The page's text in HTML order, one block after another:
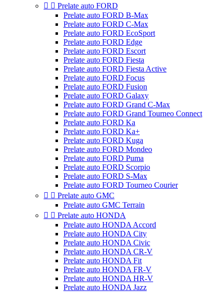
  Prelate auto FORD
Prelate auto FORD B-Max
Prelate auto FORD C-Max
Prelate auto FORD EcoSport
Prelate auto FORD Edge
Prelate auto FORD Escort
Prelate auto FORD Fiesta
Prelate auto FORD Fiesta Active
Prelate auto FORD Focus
Prelate auto FORD Fusion
Prelate auto FORD Galaxy
Prelate auto FORD Grand C-Max
Prelate auto FORD Grand Tourneo Connect
Prelate auto FORD Ka
Prelate auto FORD Ka+
Prelate auto FORD Kuga
Prelate auto FORD Mondeo
Prelate auto FORD Puma
Prelate auto FORD Scorpio
Prelate auto FORD S-Max
Prelate auto FORD Tourneo Courier
  Prelate auto GMC
Prelate auto GMC Terrain
  Prelate auto HONDA
Prelate auto HONDA Accord
Prelate auto HONDA City
Prelate auto HONDA Civic
Prelate auto HONDA CR-V
Prelate auto HONDA Fit
Prelate auto HONDA FR-V
Prelate auto HONDA HR-V
Prelate auto HONDA Jazz